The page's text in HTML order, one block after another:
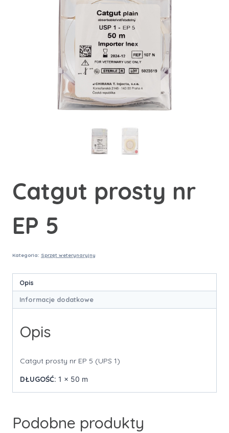
Catgut prosty nr
EP 5
Kategoria: Sprzęt weterynaryjny
Opis
Informacje dodatkowe
Opis
Catgut prosty nr EP 5 (UPS 1)
DŁUGOŚĆ: 1 x 50 m
Podobne produkty